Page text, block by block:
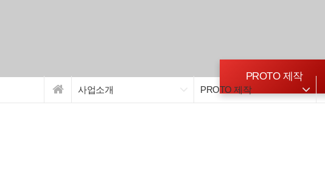
PROTO 제작
사업소개 PROTO 제작